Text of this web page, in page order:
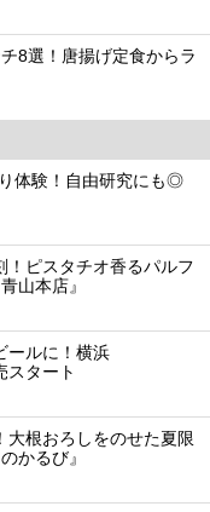
8選！唐揚げ定食からラ
体験！自由研究にも◎
！ピスタチオ香るパルフ
山本店』
ールに！横浜
スタート
大根おろしをのせた夏限
かるび』